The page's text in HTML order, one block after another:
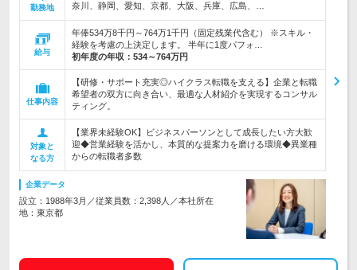
勤務地
奈川、静岡、愛知、京都、大阪、兵庫、広島、…
給与
年俸534万8千円～764万1千円（固定残業代含む） ※スキル・
経験を考慮の上決定します。 半年に1度パフォ…
初年度の年収： 534～764万円
仕事内容
【研修・サポート充実◎ハイクラス転職を支える】企業と転職
希望者の双方に向き合い、最適な人材紹介を実現するコンサル
ティング。
対象と
なる方
【業界未経験OK】ビジネスパーソンとして成長したい方大歓
迎◆営業経験を活かし、本質的な提案力を磨ける環境◆異業種
からの転職者多数
企業データ
設立：1988年3月／従業員数：2,398人／本社所在
地：東京都